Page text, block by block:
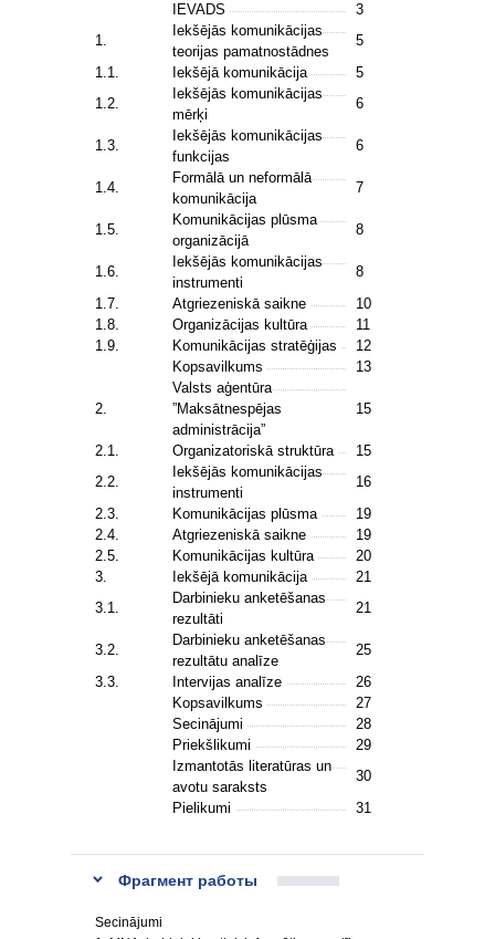
IEVADS
3
1.
Iekšējās komunikācijas
teorijas pamatnostādnes
5
1.1.
Iekšējā komunikācija
5
1.2.
Iekšējās komunikācijas
mērķi
6
1.3.
Iekšējās komunikācijas
funkcijas
6
1.4.
Formālā un neformālā
komunikācija
7
1.5.
Komunikācijas plūsma
organizācijā
8
1.6.
Iekšējās komunikācijas
instrumenti
8
1.7.
Atgriezeniskā saikne
10
1.8.
Organizācijas kultūra
11
1.9.
Komunikācijas stratēģijas
12
Kopsavilkums
13
2.
Valsts aģentūra
”Maksātnespējas
administrācija”
15
2.1. Organizatoriskā struktūra
15
2.2.
Iekšējās komunikācijas
instrumenti
16
2.3.
Komunikācijas plūsma
19
2.4.
Atgriezeniskā saikne
19
2.5.
Komunikācijas kultūra
20
3.
Iekšējā komunikācija
21
3.1.
Darbinieku anketēšanas
rezultāti
21
3.2.
Darbinieku anketēšanas
rezultātu analīze
25
3.3.
Intervijas analīze
26
Kopsavilkums
27
Secinājumi
28
Priekšlikumi
29
Izmantotās literatūras un
avotu saraksts
30
Pielikumi
31
Фрагмент работы
Secinājumi